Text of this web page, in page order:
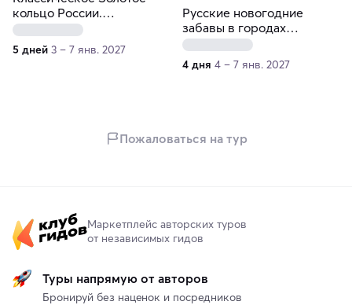
кольцо России.
Рождественский тур
5 дней 3 – 7 янв. 2027
Русские новогодние
забавы в городах
Золотого кольца
4 дня 4 – 7 янв. 2027
Пожаловаться на тур
Маркетплейс авторских туров
от независимых гидов
Туры напрямую от авторов
Бронируй без наценок и посредников